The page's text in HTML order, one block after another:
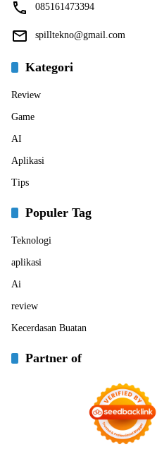
085161473394
spilltekno@gmail.com
Kategori
Review
Game
AI
Aplikasi
Tips
Populer Tag
Teknologi
aplikasi
Ai
review
Kecerdasan Buatan
Partner of